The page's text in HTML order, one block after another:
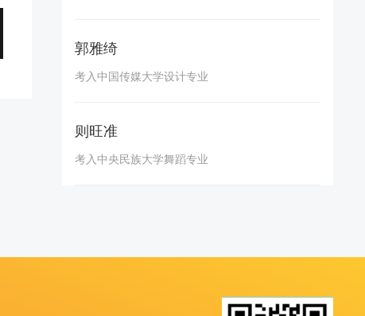
郭雅绮
考入中国传媒大学设计专业
则旺准
考入中央民族大学舞蹈专业